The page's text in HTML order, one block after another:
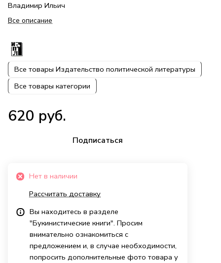
Владимир Ильич
Все описание
Все товары Издательство политической литературы
Все товары категории
620 руб.
Подписаться
Нет в наличии
Рассчитать доставку
Вы находитесь в разделе
"Букинистические книги". Просим
внимательно ознакомиться с
предложением и, в случае необходимости,
попросить дополнительные фото товара у